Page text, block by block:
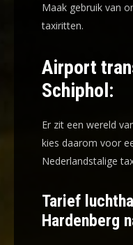
Maak gebruik van
taxiritten.
Airport
Schiphol:
Er zit een wereld
kies daarom voor
Nederlandstalige
Tarief
Hardenberg